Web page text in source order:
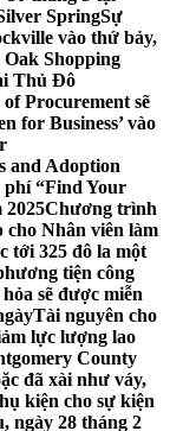
SpringSự
vào thứ bảy,
Shopping
Thủ Đô
Procurement sẽ
for Business’ vào
and Adoption
phí “Find Your
2025Chương trình
cho Nhân viên làm
tới 325 đô la một
tiện công
sẽ được miễn
Tài nguyên cho
lực lượng lao
County
đã xài như váy,
kiện cho sự kiện
ngày 28 tháng 2